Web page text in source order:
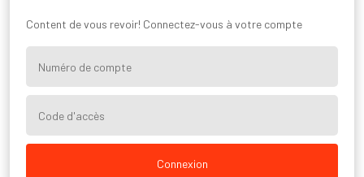
Content de vous revoir! Connectez-vous à votre compte
Connexion